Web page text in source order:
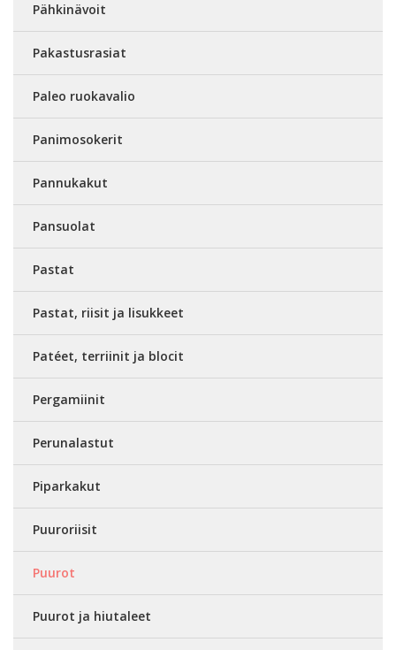
Pähkinävoit
Pakastusrasiat
Paleo ruokavalio
Panimosokerit
Pannukakut
Pansuolat
Pastat
Pastat, riisit ja lisukkeet
Patéet, terriinit ja blocit
Pergamiinit
Perunalastut
Piparkakut
Puuroriisit
Puurot
Puurot ja hiutaleet